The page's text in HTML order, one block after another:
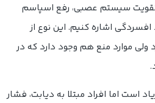
سیستم عصبی، رفع اسپاسم
اشاره کنیم. این نوع از
ولی موارد منع هم وجود دارد که در
است اما افراد مبتلا به دیابت، فشار